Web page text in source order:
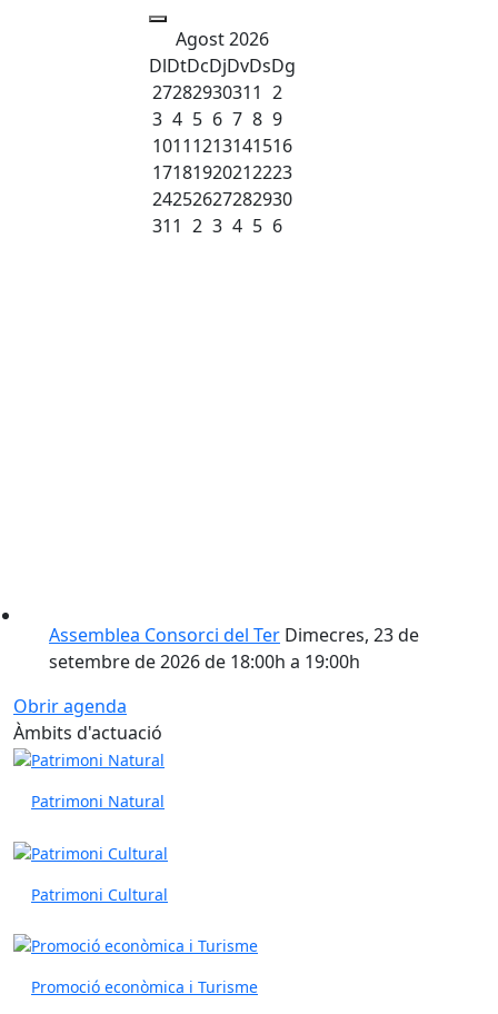
Agost 2026
DlDtDcDjDvDsDg
27282930311 2
3 4 5 6 7 8 9
10111213141516
17181920212223
24252627282930
311 2 3 4 5 6
Assemblea Consorci del Ter Dimecres, 23 de
setembre de 2026 de 18:00h a 19:00h
Obrir agenda
Àmbits d'actuació
Patrimoni Natural
Patrimoni Cultural
Promoció econòmica i Turisme